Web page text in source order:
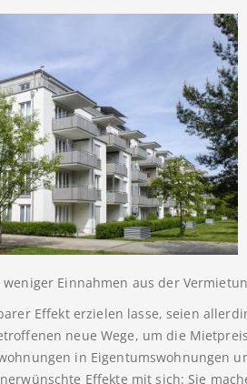
Einnahmen aus der
Effekt erzielen lasse, seien
neue Wege, um die
in Eigentumswohnungen
Effekte mit sich: Sie